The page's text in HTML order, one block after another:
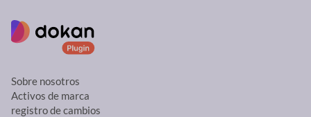
Sobre nosotros
Activos de marca
registro de cambios